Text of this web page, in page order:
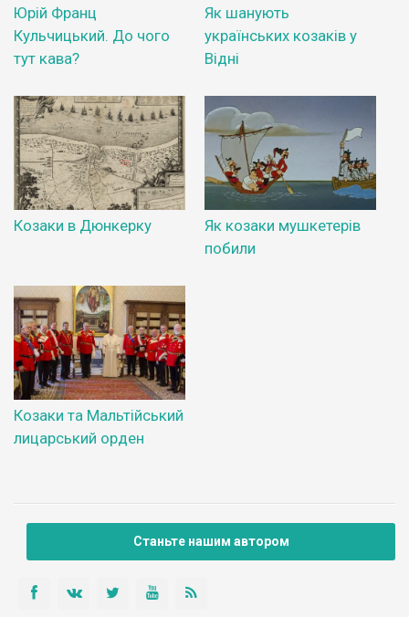
Юрій Франц
Кульчицький. До чого
тут кава?
Як шанують
українських козаків у
Відні
Козаки в Дюнкерку
Як козаки мушкетерів
побили
Козаки та Мальтійський
лицарський орден
Станьте нашим автором